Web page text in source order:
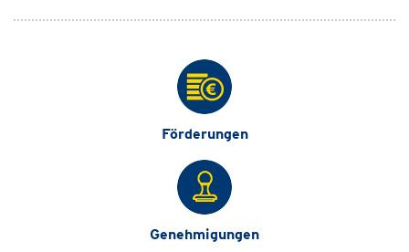
Förderungen
Genehmigungen